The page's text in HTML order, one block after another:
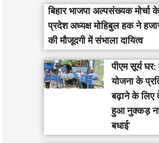
बिहार भाजपा अल्पसंख्यक मोर्चा
प्रदेश अध्यक्ष मोहिबुल हक ने
की मौजूदगी में संभाला दायित्व
पीएम सूर्य
योजना के
बढ़ाने के
हुआ नुक्कड़
बधाई’